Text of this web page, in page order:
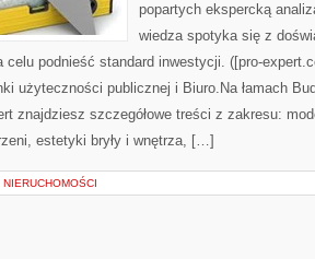
popartych ekspercką
wiedza spotyka się z
celu podnieść standard inwestycji. ([pro-
użyteczności publicznej i Biuro.Na łamach
znajdziesz szczegółowe treści z zakresu:
estetyki bryły i wnętrza, […]
NIERUCHOMOŚCI